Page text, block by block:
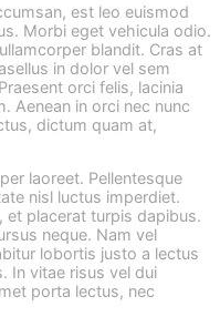
est leo euismod
Morbi eget vehicula odio.
blandit. Cras at
in dolor vel sem
orci felis, lacinia
Aenean in orci nec nunc
dictum quam at,
laoreet. Pellentesque
nisl luctus imperdiet.
et placerat turpis dapibus.
neque. Nam vel
lobortis justo a lectus
In vitae risus vel dui
porta lectus, nec